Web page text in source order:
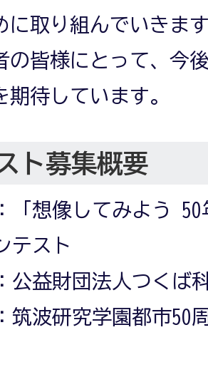
に取り組んでいきま
の皆様にとって、今
期待しています。
ト募集概要
「想像してみよう
テスト
公益財団法人つくば
筑波研究学園都市50